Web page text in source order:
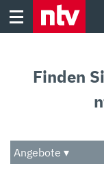
Skip
Audio
Das Beste
Finden
Angebote ▾